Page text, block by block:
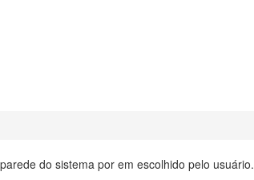
do sistema por em escolhido pelo usuário.